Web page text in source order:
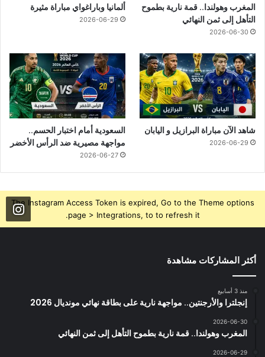
المغرب وهولندا.. قمة نارية بطموح
التأهل إلى ثمن النهائي
2026-06-30
ألمانيا وباراغواي مباراة مثيرة
2026-06-29
شاهد الآن مباراة البرازيل و اليابان
2026-06-29
السعودية أمام اختبار الحسم..
مواجهة مصيرية ضد الرأس الأخضر
2026-06-27
The Instagram Access Token is expired, Go to the Theme options
page > Integrations, to to refresh it.
أكثر المشاركات مشاهدة
منذ 3 أسابيع
إنجلترا والأرجنتين.. مواجهة نارية على بطاقة نهائي مونديال 2026
2026-06-30
المغرب وهولندا.. قمة نارية بطموح التأهل إلى ثمن النهائي
2026-06-29